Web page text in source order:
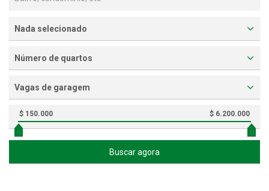
Nada selecionado
Número de quartos
Vagas de garagem
$ 150.000 $ 6.200.000
Buscar agora